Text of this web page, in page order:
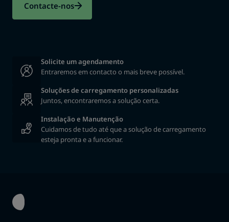
Contacte-nos
Entraremos em contacto o mais breve possível.
Soluções de carregamento personalizadas
Juntos, encontraremos a solução certa.
Instalação e Manutenção
Cuidamos de tudo até que a solução de carregamento
esteja pronta e a funcionar.